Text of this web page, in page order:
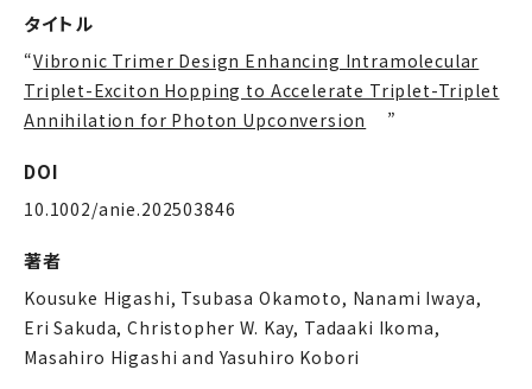
タイトル
“Vibronic Trimer Design Enhancing Intramolecular
Triplet-Exciton Hopping to Accelerate Triplet-Triplet
Annihilation for Photon Upconversion
”
DOI
10.1002/anie.202503846
著者
Kousuke Higashi, Tsubasa Okamoto, Nanami Iwaya,
Eri Sakuda, Christopher W. Kay, Tadaaki Ikoma,
Masahiro Higashi and Yasuhiro Kobori